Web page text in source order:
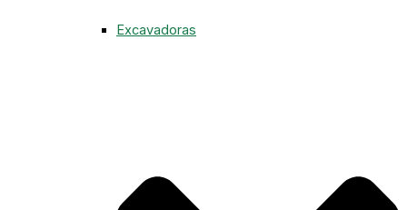
Excavadoras